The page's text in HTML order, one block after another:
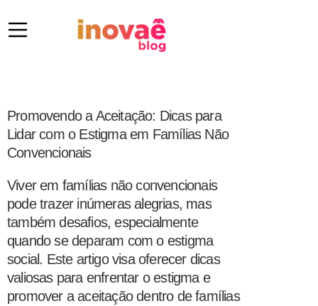
Promovendo a Aceitação: Dicas para
Lidar com o Estigma em Famílias Não
Convencionais
Viver em famílias não convencionais
pode trazer inúmeras alegrias, mas
também desafios, especialmente
quando se deparam com o estigma
social. Este artigo visa oferecer dicas
valiosas para enfrentar o estigma e
promover a aceitação dentro de famílias